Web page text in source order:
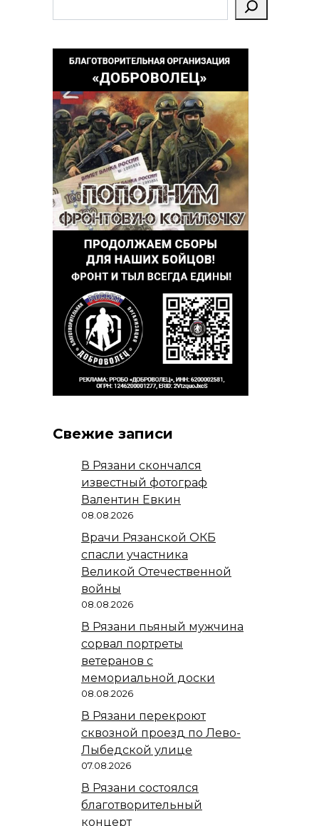
Свежие записи
В Рязани скончался
известный фотограф
Валентин Евкин
08.08.2026
Врачи Рязанской ОКБ
спасли участника
Великой Отечественной
войны
08.08.2026
В Рязани пьяный мужчина
сорвал портреты
ветеранов с
мемориальной доски
08.08.2026
В Рязани перекроют
сквозной проезд по Лево-
Лыбедской улице
07.08.2026
В Рязани состоялся
благотворительный
концерт